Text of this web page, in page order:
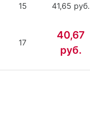
15 41,65 руб.
17
40,67
руб.